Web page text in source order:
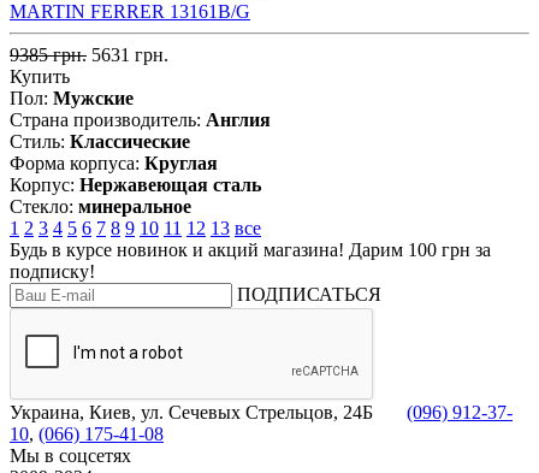
MARTIN FERRER 13161B/G
9385 грн. 5631 грн.
Купить
Пол: Мужские
Страна производитель: Англия
Стиль: Классические
Форма корпуса: Круглая
Корпус: Нержавеющая cталь
Стекло: минеральное
1 2 3 4 5 6 7 8 9 10 11 12 13 все
Будь в курсе новинок и акций магазина! Дарим 100 грн за
подписку!
ПОДПИСАТЬСЯ
Украина, Киев, ул. Сечевых Стрельцов, 24Б (096) 912-37-
10, (066) 175-41-08
Мы в соцсетях